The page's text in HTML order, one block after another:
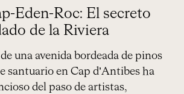
Eden-Roc: El secreto
de la Riviera
una avenida bordeada de pinos
santuario en Cap d’Antibes ha
del paso de artistas,